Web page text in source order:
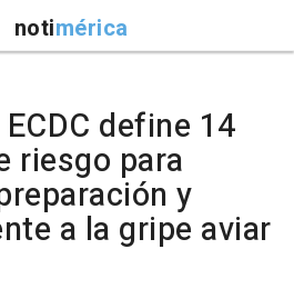
notimérica
define 14
riesgo para
y
a la gripe aviar